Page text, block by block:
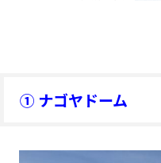
① ナゴヤドーム